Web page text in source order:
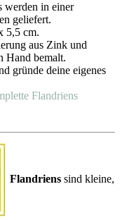
werden in einer
geliefert.
5,5 cm.
aus Zink und
Hand bemalt.
gründe deine eigenes
Flandriens
Flandrienssind kleine,